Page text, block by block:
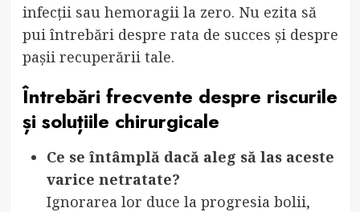
infecții sau hemoragii la zero. Nu ezita să
pui întrebări despre rata de succes și despre
pașii recuperării tale.
Întrebări frecvente despre riscurile
și soluțiile chirurgicale
Ce se întâmplă dacă aleg să las aceste
varice netratate?
Ignorarea lor duce la progresia bolii,